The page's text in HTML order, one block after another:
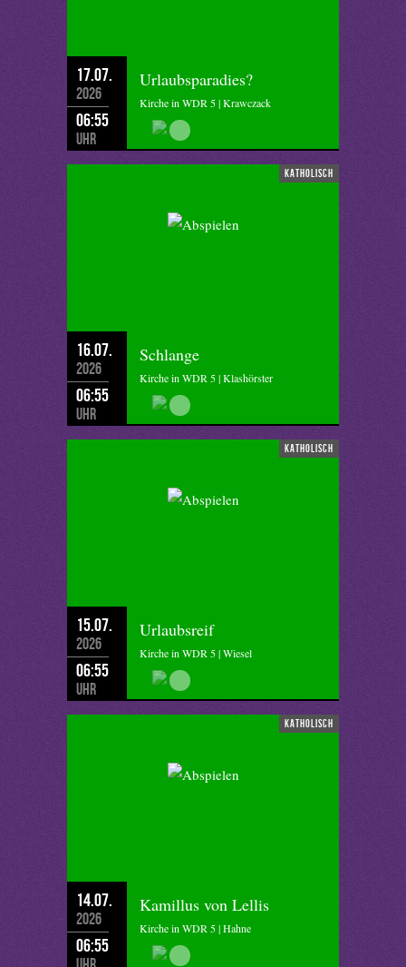
17.07.
2026
06:55
Uhr
Urlaubsparadies?
Kirche in WDR 5 | Krawczack
katholisch
16.07.
2026
06:55
Uhr
Schlange
Kirche in WDR 5 | Klashörster
katholisch
15.07.
2026
06:55
Uhr
Urlaubsreif
Kirche in WDR 5 | Wiesel
katholisch
14.07.
2026
06:55
Kamillus von Lellis
Kirche in WDR 5 | Hahne